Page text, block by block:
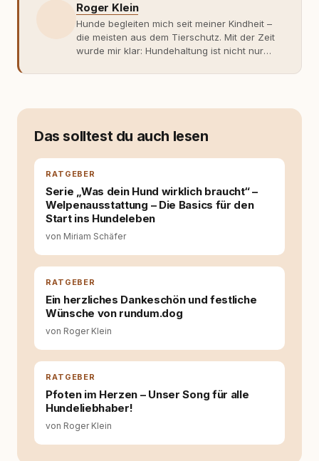
Roger Klein
Hunde begleiten mich seit meiner Kindheit –
die meisten aus dem Tierschutz. Mit der Zeit
wurde mir klar: Hundehaltung ist nicht nur
Fachwissen. Der Wendepunkt kam mit meinem
moderner Hundeerziehung
entsteht echte Bindung dort, wo Verständnis
Wissen ersetzt – nicht umgekehrt. Aus dieser
Entwicklung entstand rundum.dog – ein
Wissens- und Serviceportal für
Hundehalter:innen in Deutschland, Österreich
Tierschutz beginnt mit Wissen. Wer seinen
Hund versteht, trifft bessere Entscheidungen –
für ein Zusammenleben, das beiden guttut.
Das solltest du auch lesen
RATGEBER
Serie „Was dein Hund wirklich braucht“ –
Welpenausstattung – Die Basics für den
Start ins Hundeleben
von Miriam Schäfer
RATGEBER
Ein herzliches Dankeschön und festliche
Wünsche von rundum.dog
von Roger Klein
RATGEBER
Pfoten im Herzen – Unser Song für alle
Hundeliebhaber!
von Roger Klein